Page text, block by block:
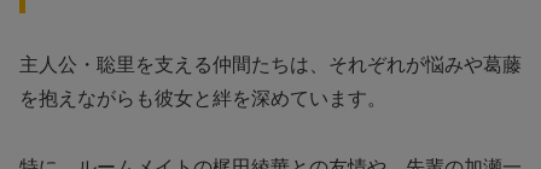
主人公・聡里を支える仲間たちは、それぞれが悩みや葛藤
を抱えながらも彼女と絆を深めています。